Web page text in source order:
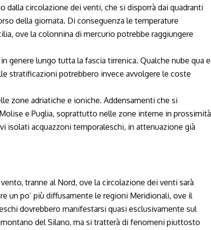
dalla circolazione dei venti, che si disporrà dai quadranti
della giornata. Di conseguenza le temperature
ove la colonnina di mercurio potrebbe raggiungere
genere lungo tutta la fascia tirrenica. Qualche nube qua e
stratificazioni potrebbero invece avvolgere le coste
zone adriatiche e ioniche. Addensamenti che si
e Puglia, soprattutto nelle zone interne in prossimità
isolati acquazzoni temporaleschi, in attenuazione già
tranne al Nord, ove la circolazione dei venti sarà
un po’ più diffusamente le regioni Meridionali, ove il
dovrebbero manifestarsi quasi esclusivamente sul
del Silano, ma si tratterà di fenomeni piuttosto